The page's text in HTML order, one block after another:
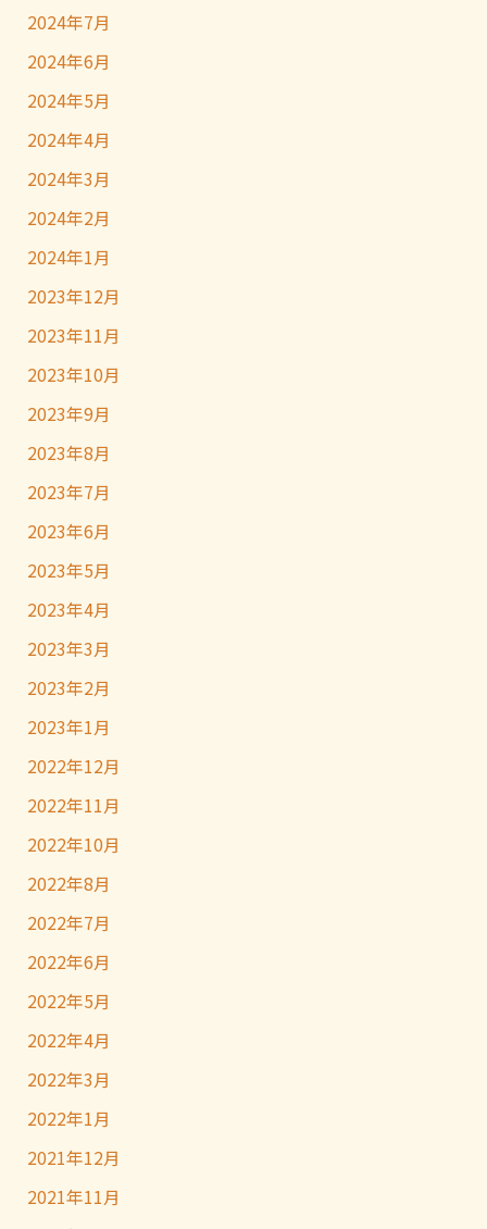
2024年7月
2024年6月
2024年5月
2024年4月
2024年3月
2024年2月
2024年1月
2023年12月
2023年11月
2023年10月
2023年9月
2023年8月
2023年7月
2023年6月
2023年5月
2023年4月
2023年3月
2023年2月
2023年1月
2022年12月
2022年11月
2022年10月
2022年8月
2022年7月
2022年6月
2022年5月
2022年4月
2022年3月
2022年1月
2021年12月
2021年11月